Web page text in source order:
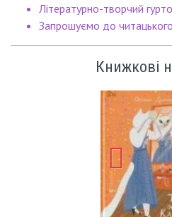
Літературно-творчий
Запрошуємо до
Книжкові